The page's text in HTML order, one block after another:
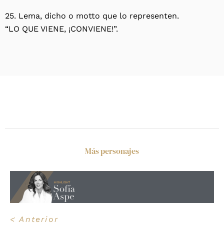
25. Lema, dicho o motto que lo representen.
“LO QUE VIENE, ¡CONVIENE!”.
Más personajes
< Anterior